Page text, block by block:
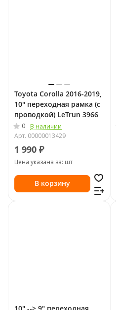
Toyota Corolla 2016-2019,
10" переходная рамка (с
проводкой) LeTrun 3966
0
В наличии
Арт. 00000013429
1 990 ₽
Цена указана за: шт
В корзину